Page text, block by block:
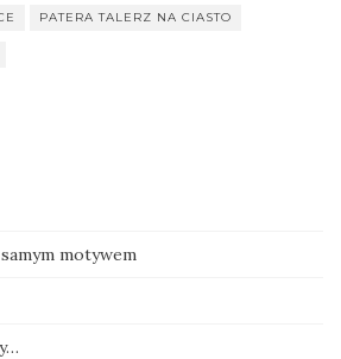
PATERA TALERZ NA CIASTO
motywem